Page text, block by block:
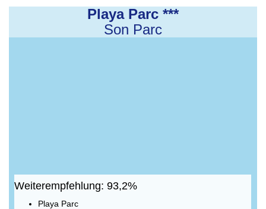
Playa Parc ***
Son Parc
Weiterempfehlung: 93,2%
Playa Parc